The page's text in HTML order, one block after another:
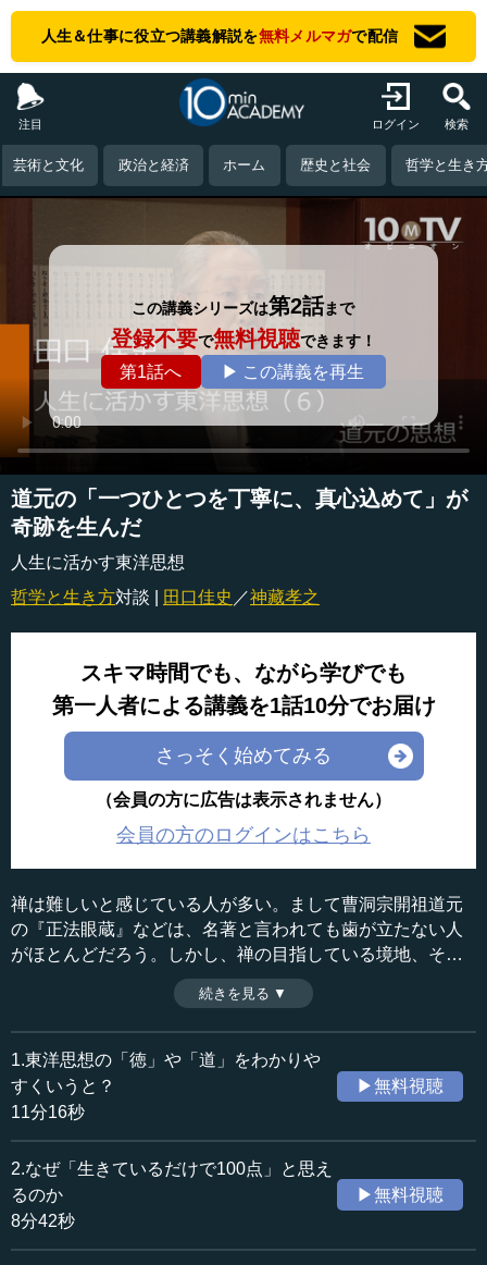
人生＆仕事に役立つ講義解説を無料メルマガで配信
注目 ログイン 検索
芸術と文化 政治と経済 ホーム 歴史と社会 哲学と生き
この講義シリーズは第2話まで
登録不要で無料視聴できます！
第1話へ ▶ この講義を再生
道元の「一つひとつを丁寧に、真心込めて」が
奇跡を生んだ
人生に活かす東洋思想
哲学と生き方対談 | 田口佳史 ／神藏孝之
スキマ時間でも、ながら学びでも
第一人者による講義を1話10分でお届け
さっそく始めてみる
（会員の方に広告は表示されません）
会員の方のログインはこちら
禅は難しいと感じている人が多い。まして曹洞宗開祖道元
の『正法眼蔵』などは、名著と言われても歯が立たない人
がほとんどだろう。しかし、禅の目指している境地、そこ
に道元が何を持ち込んだかを知れば、禅も道元も身近にな
るはずだ。（全8話中第6話）
※インタビュアー：神藏孝之（10MTVオピニオン論説主
幹）
収録日：2019年6月14日
追加日：2019年9月6日
カテゴリー：
哲学・思想
≪全文≫
●禅が目指すのも、「天の境地」に至ること
田口 禅については、とてつもなく難しいように書かれる
続きを見る ▼
1.東洋思想の「徳」や「道」をわかりや
すくいうと？
11分16秒
▶無料視聴
2.なぜ「生きているだけで100点」と思え
るのか
8分42秒
▶無料視聴